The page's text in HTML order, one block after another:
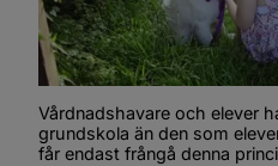
Vårdnadshavare och elever
grundskola än den som
får endast frångå denna